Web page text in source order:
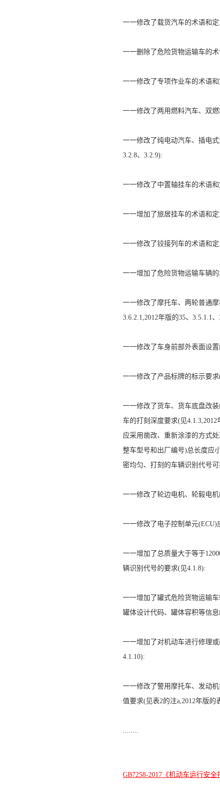
一一修改了载货汽车的术语和
一一删除了危险货物运输车的
一一修改了专项作业车的术语
一一修改了两用燃料汽车、双
一一修改了纯电动汽车、插电
3.2.8、3.2.9):
一一修改了中置轴挂车的术语
一一增加了旅居挂车的术语和
一一修改了铰接列车的术语和
一一增加了危险货物运输车辆
一一修改了摩托车、两轮普通
3.6.2.1,2012年版的35、3.5.1.1
一一修改了车身前部外表面设
一一修改了产品标牌的标示要
一一修改了货车、货车底盘改
车的打刻深度要求(见
应采用凿改、重新涂漆的方式
整车型号和出厂编号)总长度应
密均匀、打刻的车辆识别代号
一一修改了轮边电机、轮毅电
一一修改了电子控制单元(ECU)
一一增加了总质量大于等于
辆识别代号的要求(见4.1.8):
一一增加了罐式危险货物运输
罐体设计代码、罐体容积等信
一一增加了对机动车进行修理
4.1.10):
一一修改了警用摩托车、发动
值要求(见表2的注a,2012年版的
........
GB7258-2017《机动车运行安全